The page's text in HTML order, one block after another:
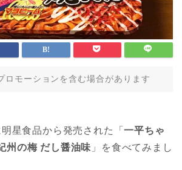
ロモーションを含む場合があります
星食品から発売された「一平ちゃ
州の梅 だし醤油味 」を食べてみまし